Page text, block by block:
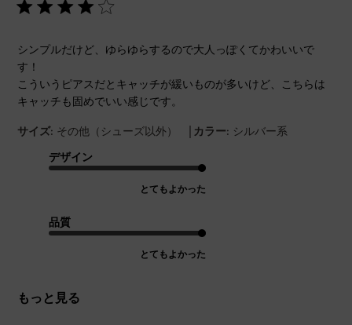
シンプルだけど、ゆらゆらするので大人っぽくてかわいいで
す！
こういうピアスだとキャッチが緩いものが多いけど、こちらは
キャッチも固めでいい感じです。
サイズ: その他（シューズ以外） | カラー: シルバー系
デザイン
とてもよかった
品質
とてもよかった
もっと見る